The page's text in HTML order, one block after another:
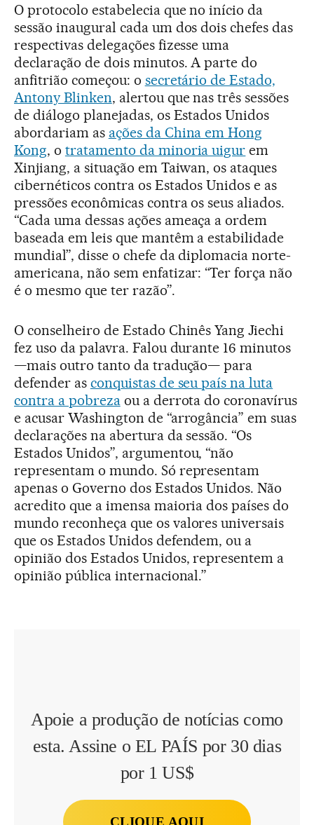
O protocolo estabelecia que no início da
sessão inaugural cada um dos dois chefes das
respectivas delegações fizesse uma
declaração de dois minutos. A parte do
anfitrião começou: o secretário de Estado,
Antony Blinken, alertou que nas três sessões
de diálogo planejadas, os Estados Unidos
abordariam as ações da China em Hong
Kong, o tratamento da minoria uigur em
Xinjiang, a situação em Taiwan, os ataques
cibernéticos contra os Estados Unidos e as
pressões econômicas contra os seus aliados.
“Cada uma dessas ações ameaça a ordem
baseada em leis que mantêm a estabilidade
mundial”, disse o chefe da diplomacia norte-
americana, não sem enfatizar: “Ter força não
é o mesmo que ter razão”.
O conselheiro de Estado Chinês Yang Jiechi
fez uso da palavra. Falou durante 16 minutos
—mais outro tanto da tradução— para
defender as conquistas de seu país na luta
contra a pobrezaou a derrota do coronavírus
e acusar Washington de “arrogância” em suas
declarações na abertura da sessão. “Os
Estados Unidos”, argumentou, “não
representam o mundo. Só representam
apenas o Governo dos Estados Unidos. Não
acredito que a imensa maioria dos países do
mundo reconheça que os valores universais
que os Estados Unidos defendem, ou a
opinião dos Estados Unidos, representem a
opinião pública internacional.”
Apoie a produção de notícias como
esta. Assine o EL PAÍS por 30 dias
por 1 US$
CLIQUE AQUI